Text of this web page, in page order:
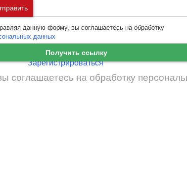
иМосковская область
Ленинградская
Ошибка авторизации
Войти Забыли пароль
Зарегистрироваться
Получить ссылку
соглашаетесь на обработку
данную форму, вы соглашаетесь на обработку
данных